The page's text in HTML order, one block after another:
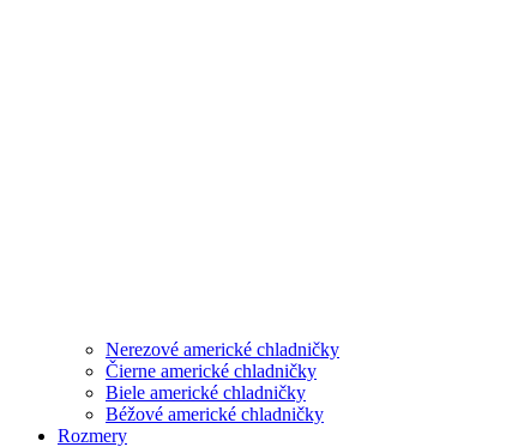
Nerezové americké chladničky
Čierne americké chladničky
Biele americké chladničky
Béžové americké chladničky
Rozmery